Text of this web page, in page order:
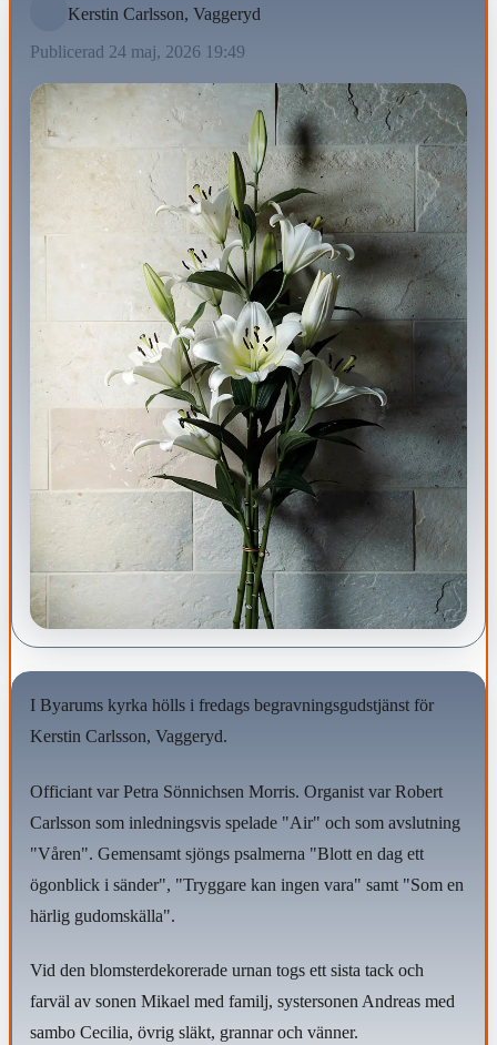
Kerstin Carlsson, Vaggeryd
Publicerad 24 maj, 2026 19:49
I Byarums kyrka hölls i fredags begravningsgudstjänst för
Kerstin Carlsson, Vaggeryd.
Officiant var Petra Sönnichsen Morris. Organist var Robert
Carlsson som inledningsvis spelade "Air" och som avslutning
"Våren". Gemensamt sjöngs psalmerna "Blott en dag ett
ögonblick i sänder", "Tryggare kan ingen vara" samt "Som en
härlig gudomskälla".
Vid den blomsterdekorerade urnan togs ett sista tack och
farväl av sonen Mikael med familj, systersonen Andreas med
sambo Cecilia, övrig släkt, grannar och vänner.